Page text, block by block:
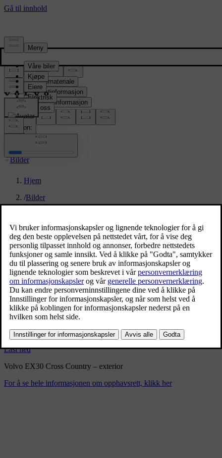
Presserom
Pressemateriale
Produktinformasjon
Selskapsinformasjon
Mediekontakter
location:
NO
Bilder
Hjem
/Bilder
Volvo EX30 Cross Country –
exterior
2/10/2025
Bokmerke
Del
Last ned
Volvo EX30 Cross Country – exterior
For å se hele informasjonen om opphavsrett, klikk her